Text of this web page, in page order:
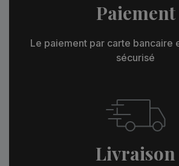
Paiement
Le paiement par carte bancaire
sécurisé
Livraison